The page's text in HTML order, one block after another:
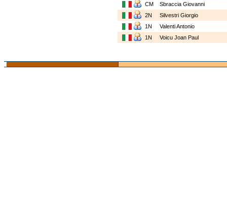
CM
Sbraccia Giovanni
2N
Silvestri Giorgio
1N
Valenti Antonio
1N
Voicu Joan Paul